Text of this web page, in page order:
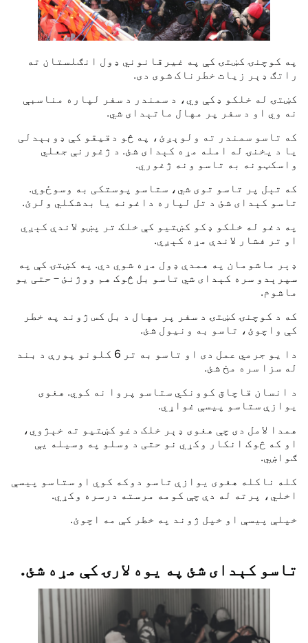
په کوچنۍ کښتۍ کې په غیرقانوني ډول انګلستان ته
راتګ ډېر زیات خطرناک شوی دی.
کښتۍ له خلکو ډکې وي، د سمندر د سفر لپاره مناسبې
نه وي او د سفر پر مهال ماتېدای شي.
که تاسو سمندر ته ولوېږئ، په څو دقیقو کې ډوبېدلی
یا د یخنۍ له امله مړه کېدای شئ. د ژغورنې جعلي
واسکټونه به تاسو ونه ژغوري.
که تېل پر تاسو توی شي، ستاسو پوستکی به وسوځوي.
تاسو کېدای شئ د تل لپاره داغونه یا بدشکلي ولرئ.
په دغو له خلکو ډکو کښتیو کې خلک تر پښو لاندې کېږي
او تر فشار لاندې مړه کېږي.
ډېر ماشومان په همدې ډول مړه شوي دي. په کښتۍ کې په
سپرېدو سره کېدای شي تاسو بل څوک هم ووژنئ – حتی یو
ماشوم.
که د کوچنۍ کښتۍ د سفر پر مهال د بل کس ژوند په خطر
کې واچوئ، تاسو به ونیول شئ.
دا یو جرمي عمل دی او تاسو به تر 6 کلونو پورې د بند
له سزا سره مخ شئ.
د انسان قاچاق کوونکي ستاسو پروا نه کوي. هغوی
یوازې ستاسو پیسې غواړي.
همدا لامل دی چې هغوی ډېر خلک دغو کښتیو ته خېژوي،
او که څوک انکار وکړي نو حتی د وسلو په وسیله یې
ګواښي.
کله ناکله هغوی یوازې تاسو دوکه کوي او ستاسو پیسې
اخلي، پرته له دې چې کومه مرسته درسره وکړي.
خپلې پیسې او خپل ژوند په خطر کې مه اچوئ.
تاسو کېدای شئ په یوه لارۍ کې مړه شئ.